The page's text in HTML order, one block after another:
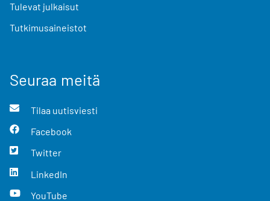
Tulevat julkaisut
Tutkimusaineistot
Seuraa meitä
Tilaa uutisviesti
Facebook
Twitter
LinkedIn
YouTube